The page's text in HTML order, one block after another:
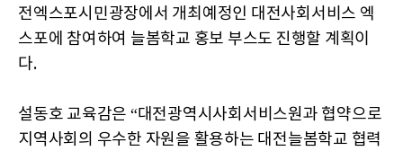
전엑스포시민광장에서 개최예정인 대전사회서비스 엑
스포에 참여하여 늘봄학교 홍보 부스도 진행할 계획이
다.
설동호 교육감은 “대전광역시사회서비스원과 협약으로
지역사회의 우수한 자원을 활용하는 대전늘봄학교 협력